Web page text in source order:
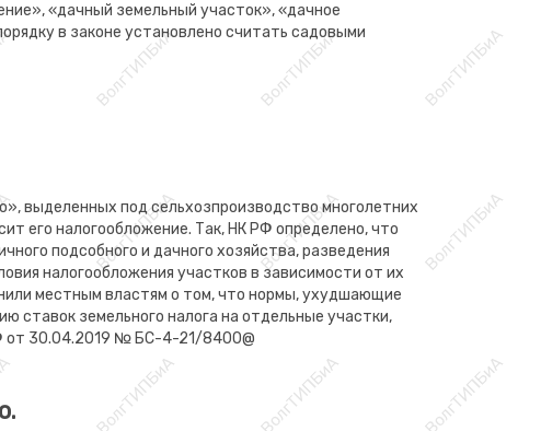
«дачный земельный участок», «дачное
в законе установлено считать садовыми
выделенных под сельхозпроизводство многолетних
его налогообложение. Так, НК РФ определено, что
подсобного и дачного хозяйства, разведения
налогообложения участков в зависимости от их
местным властям о том, что нормы, ухудшающие
ставок земельного налога на отдельные участки,
от 30.04.2019 № БС-4-21/8400@